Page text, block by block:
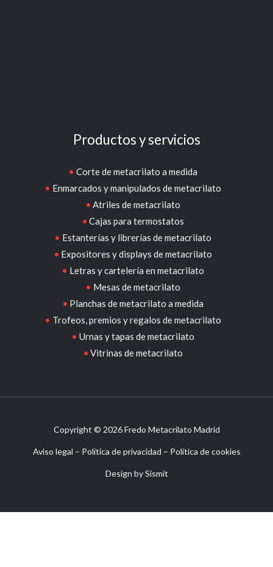
Productos y servicios
Corte de metacrilato a medida
Enmarcados y manipulados de metacrilato
Atriles de metacrilato
Cajas para termostatos
Estanterías y librerías de metacrilato
Expositores y displays de metacrilato
Letras y cartelería en metacrilato
Mesas de metacrilato
Planchas de metacrilato a medida
Trofeos, premios y regalos de metacrilato
Urnas y tapas de metacrilato
Vitrinas de metacrilato
Copyright © 2026 Fredo Metacrilato Madrid
Aviso legal – Política de privacidad – Política de cookies
Design bySismit